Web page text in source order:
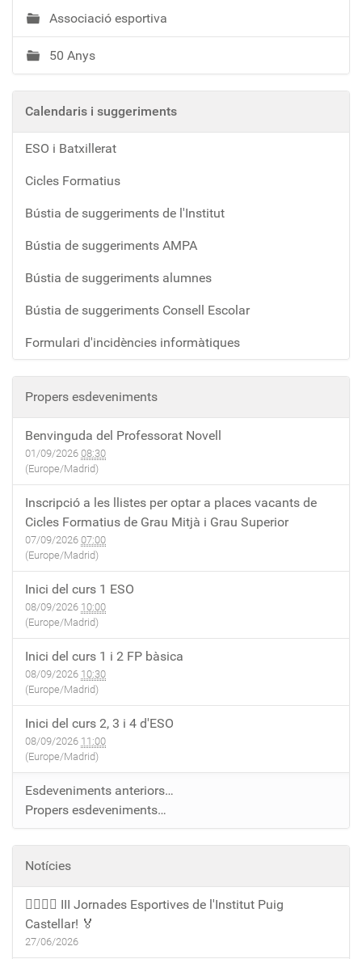
Associació esportiva
50 Anys
Calendaris i suggeriments
ESO i Batxillerat
Cicles Formatius
Bústia de suggeriments de l'Institut
Bústia de suggeriments AMPA
Bústia de suggeriments alumnes
Bústia de suggeriments Consell Escolar
Formulari d'incidències informàtiques
Propers esdeveniments
Benvinguda del Professorat Novell
01/09/2026 08:30
(Europe/Madrid)
Inscripció a les llistes per optar a places vacants de
Cicles Formatius de Grau Mitjà i Grau Superior
07/09/2026 07:00
(Europe/Madrid)
Inici del curs 1 ESO
08/09/2026 10:00
(Europe/Madrid)
Inici del curs 1 i 2 FP bàsica
08/09/2026 10:30
(Europe/Madrid)
Inici del curs 2, 3 i 4 d'ESO
08/09/2026 11:00
(Europe/Madrid)
Esdeveniments anteriors…
Propers esdeveniments…
Notícies
🏃‍♀️🏃‍♂️ III Jornades Esportives de l'Institut Puig
Castellar! 🏅
27/06/2026